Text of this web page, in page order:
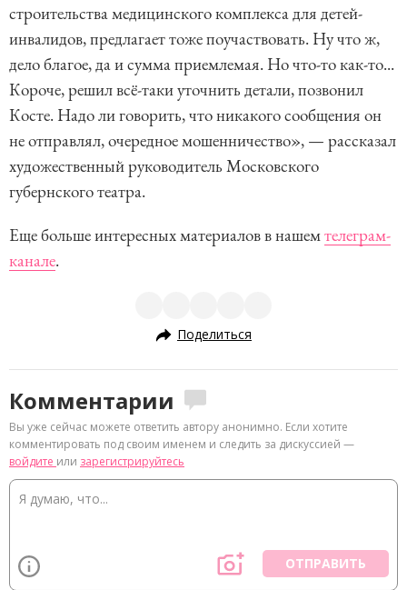
строительства медицинского комплекса для детей-
инвалидов, предлагает тоже поучаствовать. Ну что ж,
дело благое, да и сумма приемлемая. Но что-то как-то...
Короче, решил всё-таки уточнить детали, позвонил
Косте. Надо ли говорить, что никакого сообщения он
не отправлял, очередное мошенничество», — рассказал
художественный руководитель Московского
губернского театра.
Еще больше интересных материалов в нашемтелеграм-
канале.
Поделиться
Комментарии
Вы уже сейчас можете ответить автору анонимно. Если хотите
комментировать под своим именем и следить за дискуссией —
войдите или зарегистрируйтесь
ОТПРАВИТЬ